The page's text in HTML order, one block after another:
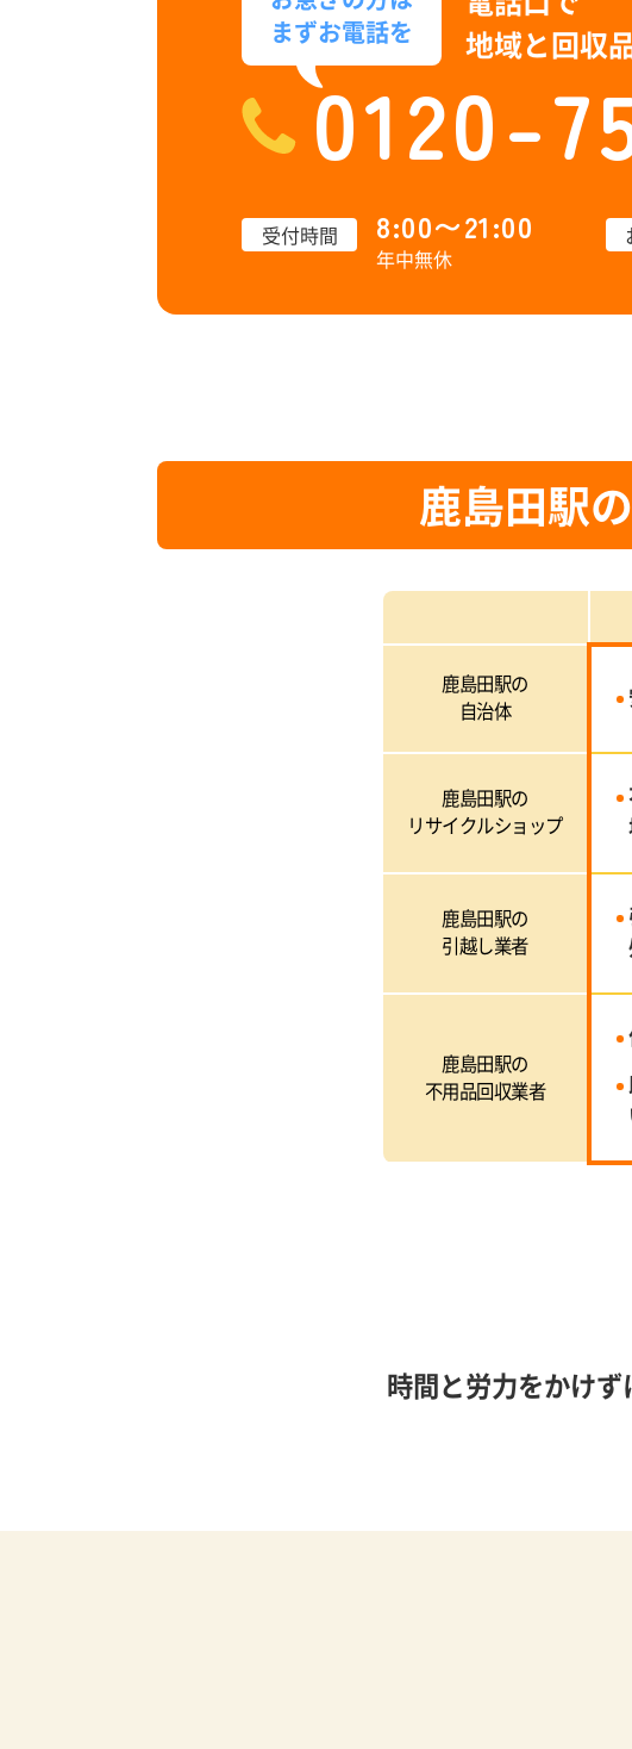
まずお電話を
地域と回収
0120-
受付時間 8:00〜21:00
年中無休
鹿島田駅
鹿島田駅の
自治体
鹿島田駅の
リサイクルショップ
鹿島田駅の
引越し業者
鹿島田駅の
不用品回収業者
時間と労力をかけず